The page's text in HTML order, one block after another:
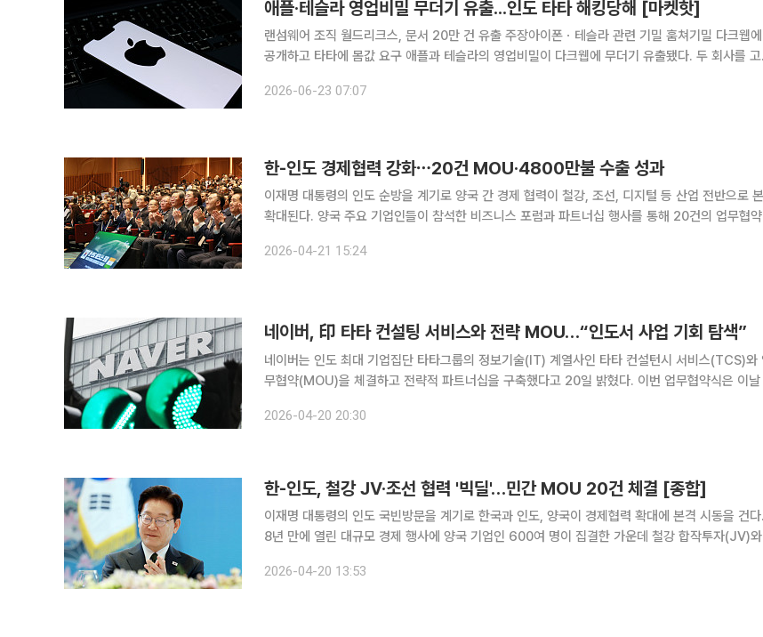
애플·테슬라 영업비밀 무더기 유출...인도 타타 해킹당해 [마켓핫]
랜섬웨어 조직 월드리크스, 문서 20만 건 유출 주장아이폰ㆍ테슬라 관련 기밀 훔쳐기밀 다크웹에
공개하고 타타에 몸값 요구 애플과 테슬라의 영업비밀이 다크웹에 무더기 유출됐다. 두 회사를 고
일리사바 등에 따르면 타타일렉트로닉스는 “몇 주 전 당사 시스템에서 보
2026-06-23 07:07
한-인도 경제협력 강화⋯20건 MOU·4800만불 수출 성과
이재명 대통령의 인도 순방을 계기로 양국 간 경제 협력이 철강, 조선, 디지털 등 산업 전반으로
확대된다. 양국 주요 기업인들이 참석한 비즈니스 포럼과 파트너십 행사를 통해 20건의 업무협약
됐다. 산업통상부와 한국경제인협회는 20일(현지시간) 인도
2026-04-21 15:24
네이버, 印 타타 컨설팅 서비스와 전략 MOU…“인도서 사업 기회 탐색”
네이버는 인도 최대 기업집단 타타그룹의 정보기술(IT) 계열사인 타타 컨설턴시 서비스(TCS)와
무협약(MOU)을 체결하고 전략적 파트너십을 구축했다고 20일 밝혔다. 이번 업무협약식은 이날 인
이 자리에는 한국 측에서는 김정관 산업통상부 장관과 네이버 최수연 대
2026-04-20 20:30
한-인도, 철강 JV·조선 협력 '빅딜'…민간 MOU 20건 체결 [종합]
이재명 대통령의 인도 국빈방문을 계기로 한국과 인도, 양국이 경제협력 확대에 본격 시동을 건다.
8년 만에 열린 대규모 경제 행사에 양국 기업인 600여 명이 집결한 가운데 철강 합작투자(JV)와
지시간) 뉴델리에서 열리는 '한-인도 비즈니스 포럼'에
2026-04-20 13:53